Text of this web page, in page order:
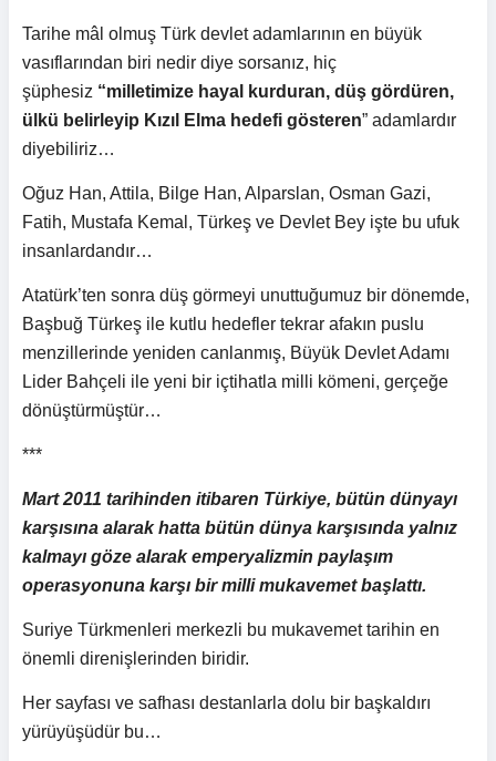
Tarihe mâl olmuş Türk devlet adamlarının en büyük
vasıflarından biri nedir diye sorsanız, hiç
şüphesiz “milletimize hayal kurduran, düş gördüren,
ülkü belirleyip Kızıl Elma hedefi gösteren” adamlardır
diyebiliriz…
Oğuz Han, Attila, Bilge Han, Alparslan, Osman Gazi,
Fatih, Mustafa Kemal, Türkeş ve Devlet Bey işte bu ufuk
insanlardandır…
Atatürk’ten sonra düş görmeyi unuttuğumuz bir dönemde,
Başbuğ Türkeş ile kutlu hedefler tekrar afakın puslu
menzillerinde yeniden canlanmış, Büyük Devlet Adamı
Lider Bahçeli ile yeni bir içtihatla milli kömeni, gerçeğe
dönüştürmüştür…
***
Mart 2011 tarihinden itibaren Türkiye, bütün dünyayı
karşısına alarak hatta bütün dünya karşısında yalnız
kalmayı göze alarak emperyalizmin paylaşım
operasyonuna karşı bir milli mukavemet başlattı.
Suriye Türkmenleri merkezli bu mukavemet tarihin en
önemli direnişlerinden biridir.
Her sayfası ve safhası destanlarla dolu bir başkaldırı
yürüyüşüdür bu…